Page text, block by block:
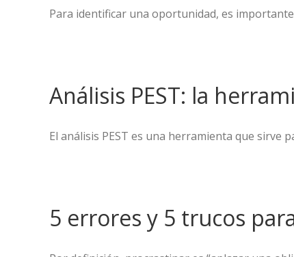
Para identificar una oportunidad, es
Análisis PEST: la
El análisis PEST es una herramienta que sirve
5 errores y 5 trucos